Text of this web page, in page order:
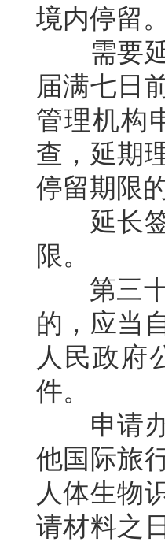
境内停留。
需要
届满七日
管理机构
查，延期
停留期限
延长
限。
第三
的，应当
人民政府
件。
申请
他国际旅
人体生物
请材料之